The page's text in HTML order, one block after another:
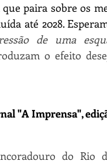
paira sobre os
até 2028.
de uma
o efeito
"A Imprensa",
do Rio